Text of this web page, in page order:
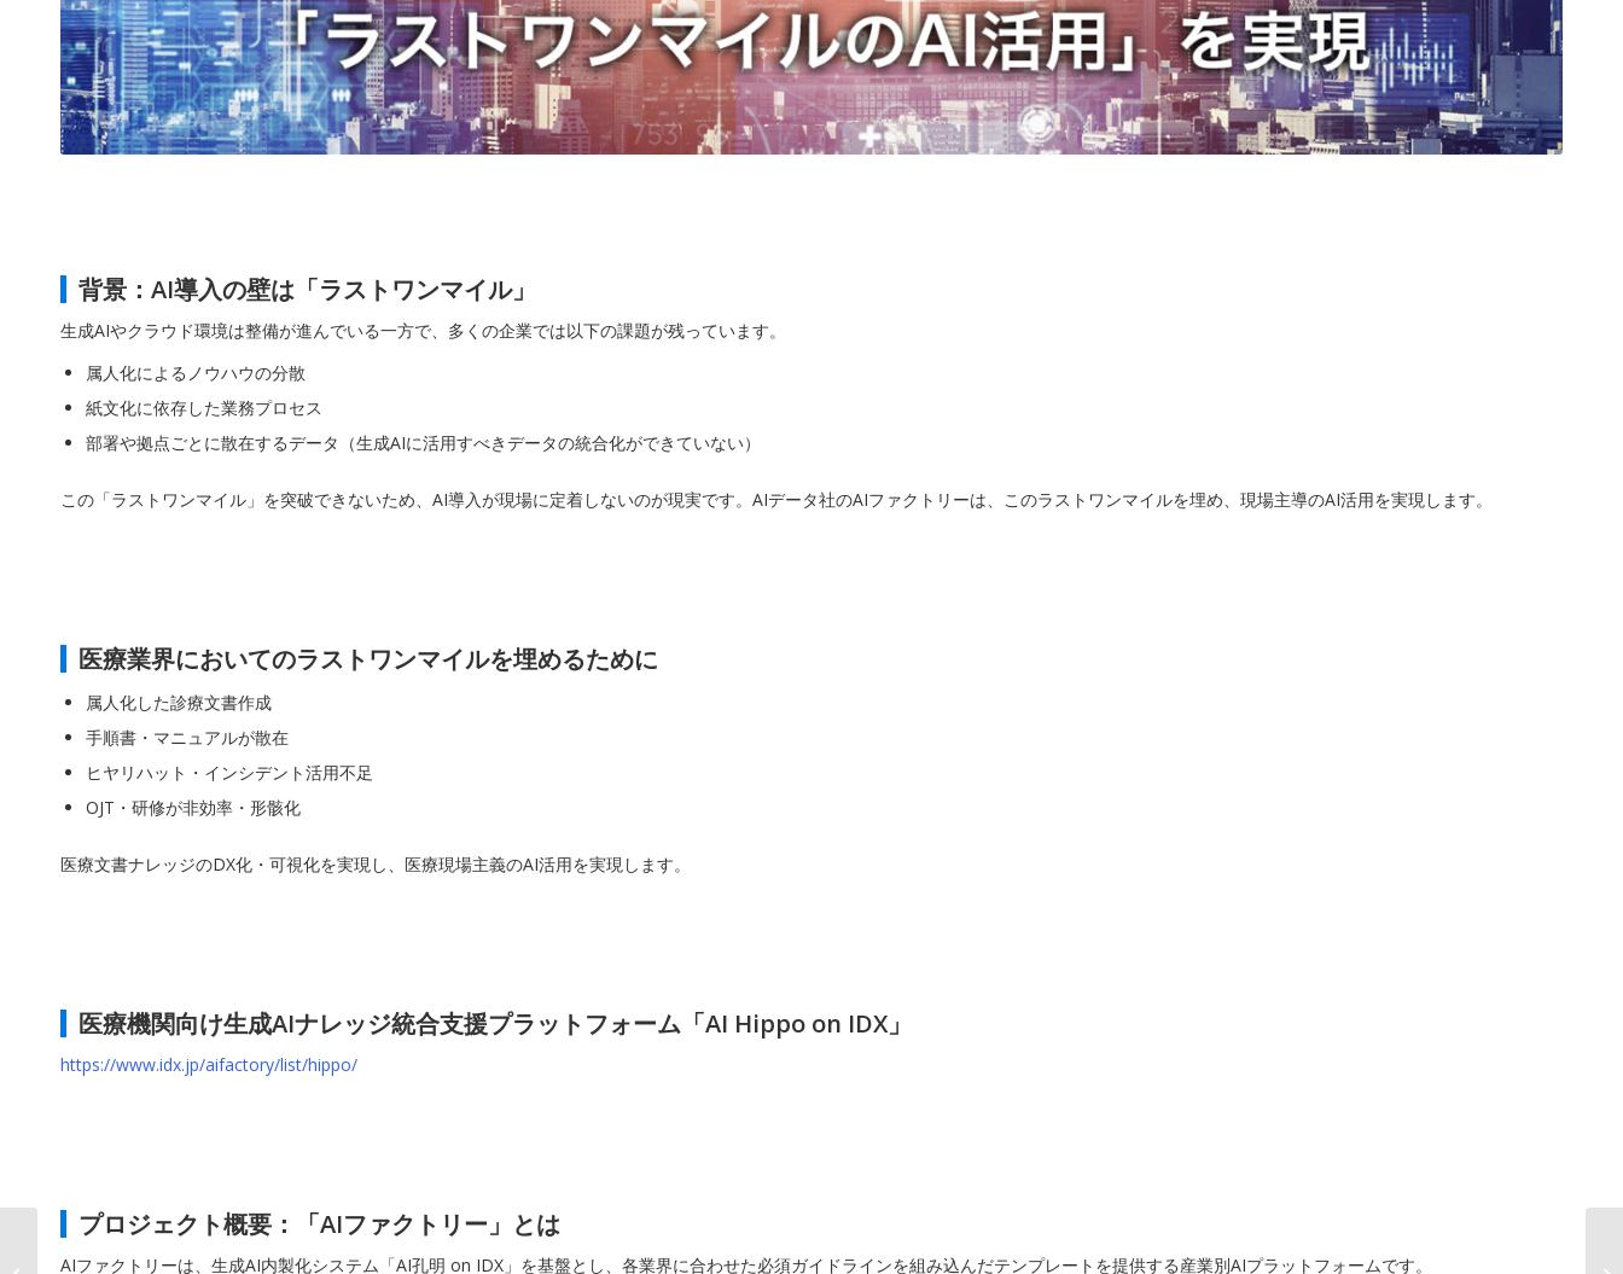
背景：AI導入の壁は「ラストワンマイル」
生成AIやクラウド環境は整備が進んでいる一方で、多くの企業では以下の課題が残っています。
属人化によるノウハウの分散
紙文化に依存した業務プロセス
部署や拠点ごとに散在するデータ（生成AIに活用すべきデータの統合化ができていない）
この「ラストワンマイル」を突破できないため、AI導入が現場に定着しないのが現実です。AIデータ社のAIファクトリーは、このラストワンマイルを埋め、現場主導のAI活用を実現します。
医療業界においてのラストワンマイルを埋めるために
属人化した診療文書作成
手順書・マニュアルが散在
ヒヤリハット・インシデント活用不足
OJT・研修が非効率・形骸化
医療文書ナレッジのDX化・可視化を実現し、医療現場主義のAI活用を実現します。
医療機関向け生成AIナレッジ統合支援プラットフォーム「AI Hippo on IDX」
https://www.idx.jp/aifactory/list/hippo/
プロジェクト概要：「AIファクトリー」とは
AIファクトリーは、生成AI内製化システム「AI孔明 on IDX」を基盤とし、各業界に合わせた必須ガイドラインを組み込んだテンプレートを提供する産業別AIプラットフォームです。